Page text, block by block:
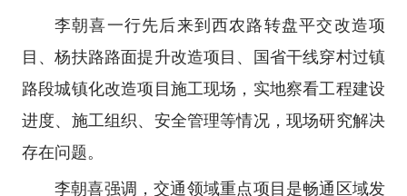
李朝喜一行先后来到西农路转盘平交改造项
目、杨扶路路面提升改造项目、国省干线穿村过镇
路段城镇化改造项目施工现场，实地察看工程建设
进度、施工组织、安全管理等情况，现场研究解决
存在问题。
李朝喜强调，交通领域重点项目是畅通区域发